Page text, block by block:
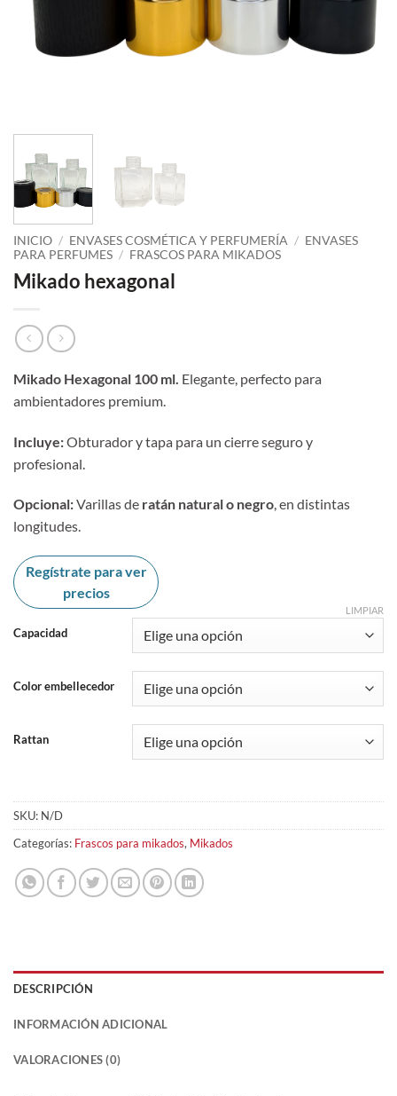
INICIO / ENVASES COSMÉTICA Y PERFUMERÍA / ENVASES
PARA PERFUMES / FRASCOS PARA MIKADOS
Mikado hexagonal
Mikado Hexagonal 100 ml. Elegante, perfecto para
ambientadores premium.
Incluye:Obturador y tapa para un cierre seguro y
profesional.
Opcional:Varillas de ratán natural o negro, en distintas
longitudes.
Regístrate para ver
precios
Capacidad
Color embellecedor
Rattan
LIMPIAR
SKU: N/D
Categorías: Frascos para mikados, Mikados
DESCRIPCIÓN
INFORMACIÓN ADICIONAL
VALORACIONES (0)